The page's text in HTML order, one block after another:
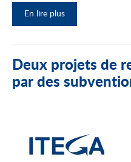
En lire plus
Deux projets de
par des